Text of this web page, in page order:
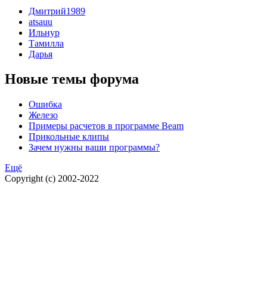
Дмитрий1989
atsauu
Ильнур
Тамилла
Дарья
Новые темы форума
Ошибка
Железо
Примеры расчетов в программе Beam
Прикольные клипы
Зачем нужны ваши программы?
Ещё
Copyright (c) 2002-2022